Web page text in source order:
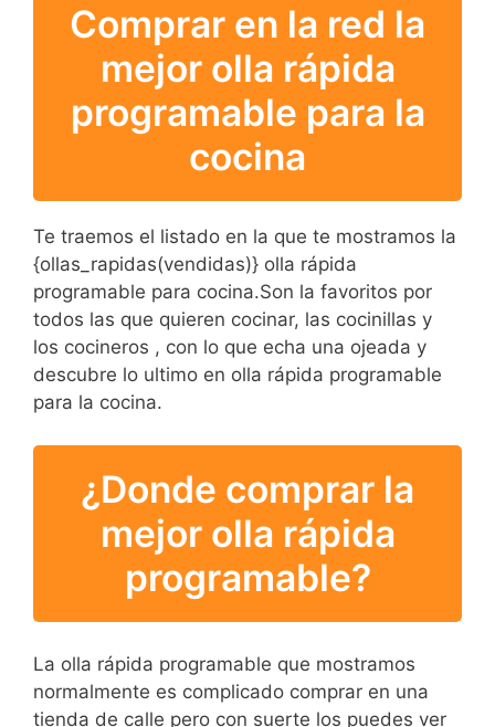
Comprar en la red la
mejor olla rápida
programable para la
cocina
Te traemos el listado en la que te mostramos la
{ollas_rapidas(vendidas)} olla rápida
programable para cocina.Son la favoritos por
todos las que quieren cocinar, las cocinillas y
los cocineros , con lo que echa una ojeada y
descubre lo ultimo en olla rápida programable
para la cocina.
¿Donde comprar la
mejor olla rápida
programable?
La olla rápida programable que mostramos
normalmente es complicado comprar en una
tienda de calle pero con suerte los puedes ver